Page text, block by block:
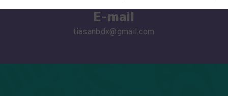
E-mail
tiasanbdx@gmail.com